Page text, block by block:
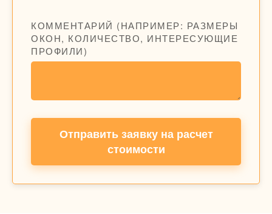
КОММЕНТАРИЙ (НАПРИМЕР: РАЗМЕРЫ
ОКОН, КОЛИЧЕСТВО, ИНТЕРЕСУЮЩИЕ
ПРОФИЛИ)
Отправить заявку на расчет
стоимости